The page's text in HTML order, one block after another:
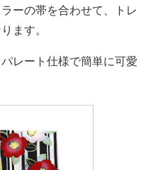
ーの帯を合わせて、トレ
ます。
レート仕様で簡単に可愛